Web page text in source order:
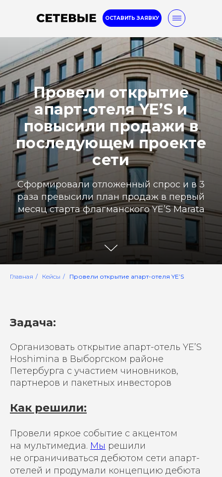
Кейсы
Услуги
ОСТАВИТЬ ЗАЯВКУ
8-800-777-32-96
Internet marketing
Провели открытие
апарт-отеля YE’S и
повысили продажи в
последующем проекте
сети
Сформировали отложенный спрос и в 3
раза превысили план продаж в первый
месяц старта флагманского YE’S Marata
Главная / Кейсы / Провели открытие апарт-отеля YE’S
Задача:
Организовать открытие апарт-отель YE’S
Hoshimina в Выборгском районе
Петербурга с участием чиновников,
партнеров и пакетных инвесторов
Как решили:
Провели яркое событие с акцентом
на мультимедиа. Мы решили
не ограничиваться дебютом сети апарт-
отелей и продумали концепцию дебюта